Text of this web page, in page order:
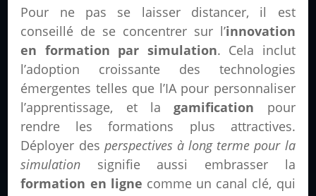
Pour ne pas se laisser distancer, il est
conseillé de se concentrer sur l’innovation
en formation par simulation. Cela inclut
l’adoption croissante des technologies
émergentes telles que l’IA pour personnaliser
l’apprentissage, et lagamification pour
rendre les formations plus attractives.
Déployer des perspectives à long terme pour la
simulation signifie aussi embrasser la
formation en ligne comme un canal clé, qui